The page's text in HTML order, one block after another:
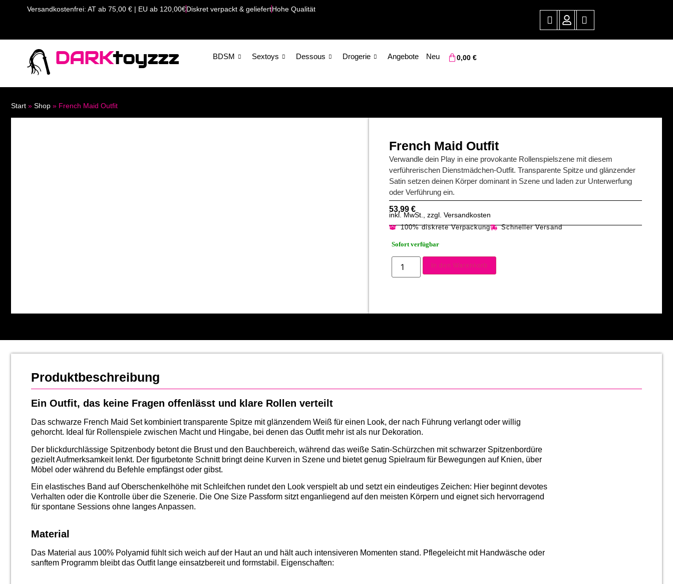
Versandkostenfrei: AT ab 75,00 € | EU ab 120,00€Diskret verpackt & geliefertHohe Qualität
DARKtoyzzz BDSM Sextoys Dessous Drogerie Angebote Neu 0,00 €
Start » Shop » French Maid Outfit
French Maid Outfit
Verwandle dein Play in eine provokante Rollenspielszene mit diesem
verführerischen Dienstmädchen-Outfit. Transparente Spitze und glänzender
Satin setzen deinen Körper dominant in Szene und laden zur Unterwerfung
oder Verführung ein.
53,99 €
inkl. MwSt., zzgl. Versandkosten
100% diskrete Verpackung Schneller Versand
Sofort verfügbar
In den Warenkorb
Produktbeschreibung
Ein Outfit, das keine Fragen offenlässt und klare Rollen verteilt
Das schwarze French Maid Set kombiniert transparente Spitze mit glänzendem Weiß für einen Look, der nach Führung verlangt oder willig
gehorcht. Ideal für Rollenspiele zwischen Macht und Hingabe, bei denen das Outfit mehr ist als nur Dekoration.
Der blickdurchlässige Spitzenbody betont die Brust und den Bauchbereich, während das weiße Satin-Schürzchen mit schwarzer Spitzenbordüre
gezielt Aufmerksamkeit lenkt. Der figurbetonte Schnitt bringt deine Kurven in Szene und bietet genug Spielraum für Bewegungen auf Knien, über
Möbel oder während du Befehle empfängst oder gibst.
Ein elastisches Band auf Oberschenkelhöhe mit Schleifchen rundet den Look verspielt ab und setzt ein eindeutiges Zeichen: Hier beginnt devotes
Verhalten oder die Kontrolle über die Szenerie. Die One Size Passform sitzt enganliegend auf den meisten Körpern und eignet sich hervorragend
für spontane Sessions ohne langes Anpassen.
Material
Das Material aus 100% Polyamid fühlt sich weich auf der Haut an und hält auch intensiveren Momenten stand. Pflegeleicht mit Handwäsche oder
sanftem Programm bleibt das Outfit lange einsatzbereit und formstabil. Eigenschaften: